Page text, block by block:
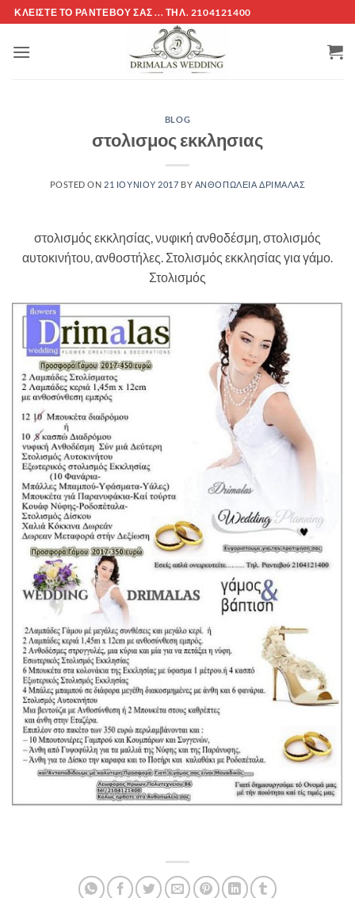
Μετάβαση
στο
περιεχόμενο
ΚΛΕΊΣΤΕ ΤΌ ΡΑΝΤΕΒΟΎ ΣΑΣ ... ΤΗΛ. 2104121400
BLOG
στολισμος εκκλησιας
POSTED ON 21 ΙΟΥΝΊΟΥ 2017 BY ΑΝΘΟΠΩΛΕΙΑ ΔΡΙΜΆΛΑΣ
στολισμός εκκλησίας, νυφική ανθοδέσμη, στολισμός
αυτοκινήτου, ανθοστήλες. Στολισμός εκκλησίας για γάμο.
Στολισμός